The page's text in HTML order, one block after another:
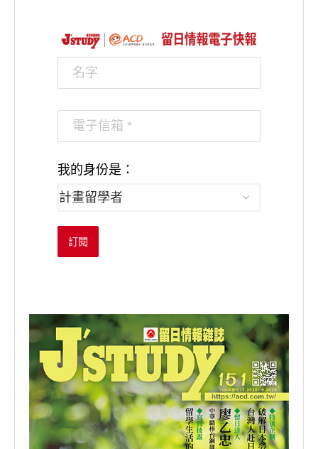
我的身份是：
訂閱